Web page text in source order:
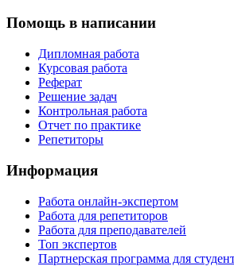
Помощь в написании
Дипломная работа
Курсовая работа
Реферат
Решение задач
Контрольная работа
Отчет по практике
Репетиторы
Информация
Работа онлайн-экспертом
Работа для репетиторов
Работа для преподавателей
Топ экспертов
Партнерская программа для